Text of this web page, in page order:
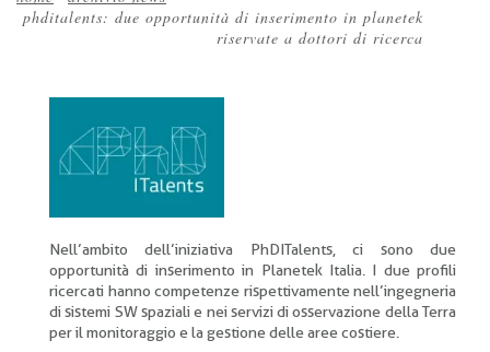
Briciole
phditalents: due opportunità di inserimento in planetek
riservate a dottori di ricerca
Nell’ambito dell’iniziativa PhDITalents, ci sono due
opportunità di inserimento in Planetek Italia. I due profili
ricercati hanno competenze rispettivamente nell’ingegneria
di sistemi SW spaziali e nei servizi di osservazione della Terra
per il monitoraggio e la gestione delle aree costiere.